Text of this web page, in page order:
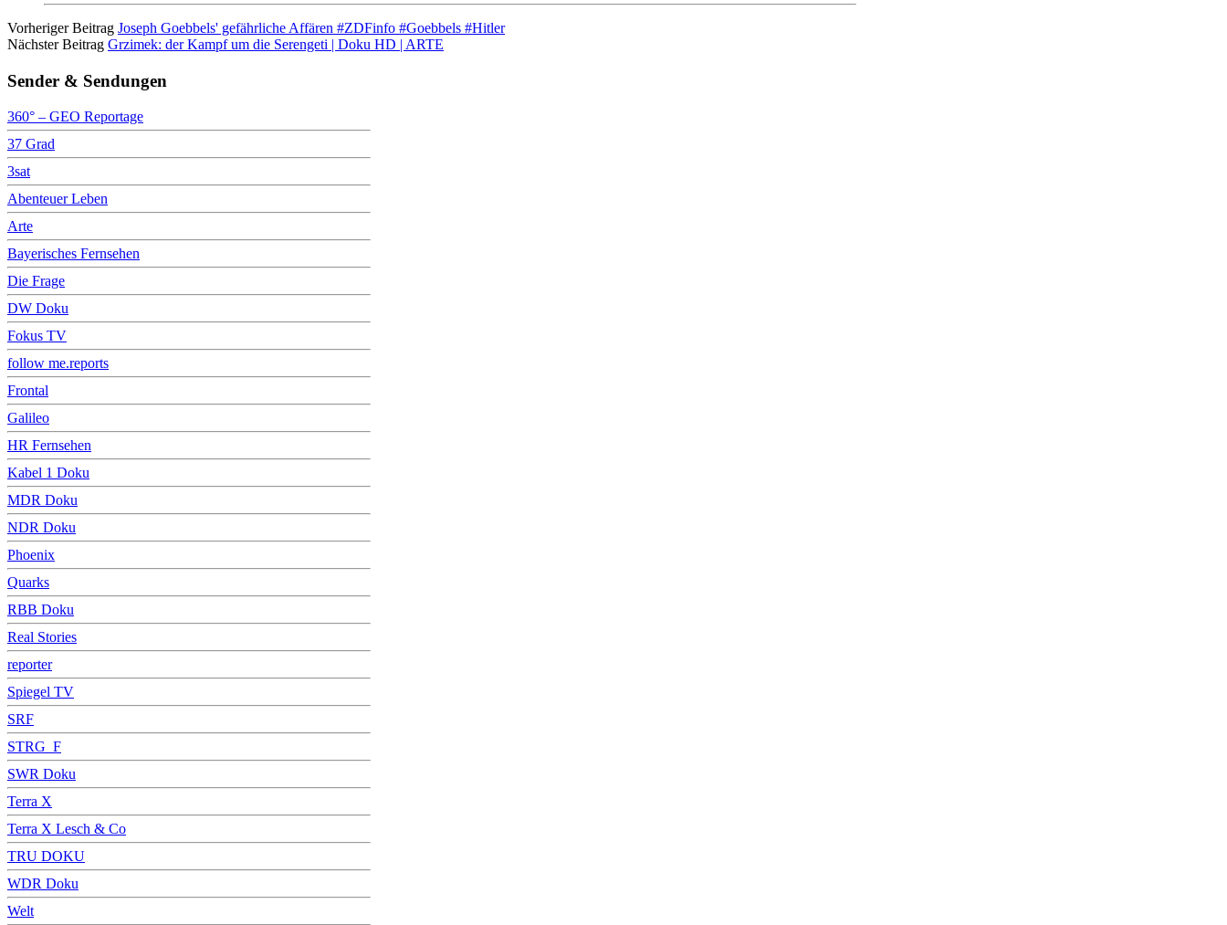
Vorheriger Beitrag Joseph Goebbels' gefährliche Affären #ZDFinfo #Goebbels #Hitler
Nächster Beitrag Grzimek: der Kampf um die Serengeti | Doku HD | ARTE
Sender & Sendungen
360° – GEO Reportage
37 Grad
3sat
Abenteuer Leben
Arte
Bayerisches Fernsehen
Die Frage
DW Doku
Fokus TV
follow me.reports
Frontal
Galileo
HR Fernsehen
Kabel 1 Doku
MDR Doku
NDR Doku
Phoenix
Quarks
RBB Doku
Real Stories
reporter
Spiegel TV
SRF
STRG_F
SWR Doku
Terra X
Terra X Lesch & Co
TRU DOKU
WDR Doku
Welt